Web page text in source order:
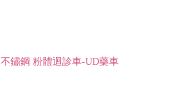
不鏽鋼 粉體迴診車-UD藥車